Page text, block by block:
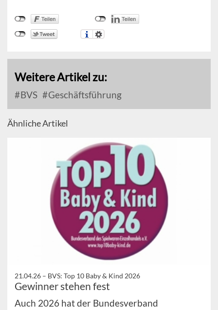
Weitere Artikel zu:
BVS Geschäftsführung
Ähnliche Artikel
21.04.26 – BVS: Top 10 Baby & Kind 2026
Gewinner stehen fest
Auch 2026 hat der Bundesverband